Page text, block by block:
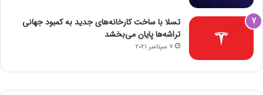
تسلا با ساخت کارخانه‌های جدید به کمبود جهانی
تراشه‌ها پایان می‌بخشد
7 سپتامبر 2021